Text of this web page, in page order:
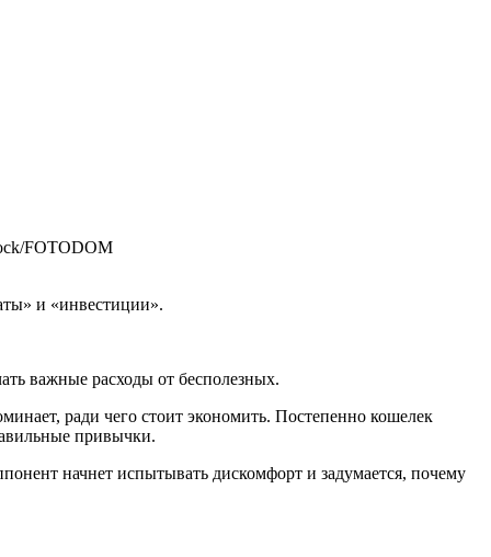
FOTODOM
и «инвестиции».
важные расходы от бесполезных.
ради чего стоит экономить. Постепенно кошелек
привычки.
начнет испытывать дискомфорт и задумается, почему